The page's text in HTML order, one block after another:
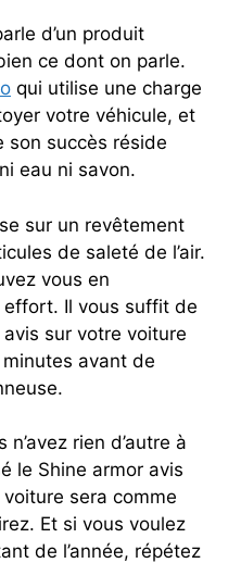
d’un produit
ce dont on parle.
qui utilise une charge
votre véhicule, et
son succès réside
eau ni savon.
sur un revêtement
de saleté de l’air.
vous en
Il vous suffit de
sur votre voiture
avant de
rien d’autre à
le Shine armor avis
sera comme
Et si vous voulez
de l’année, répétez